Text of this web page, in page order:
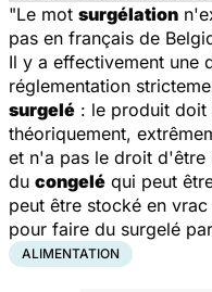
"Le mot surgélation
pas en français de
Il y a effectivement une
réglementation
surgelé : le produit doit
théoriquement,
et n'a pas le droit d'être
du congelé qui peut
peut être stocké en
pour faire du surgelé
ALIMENTATION